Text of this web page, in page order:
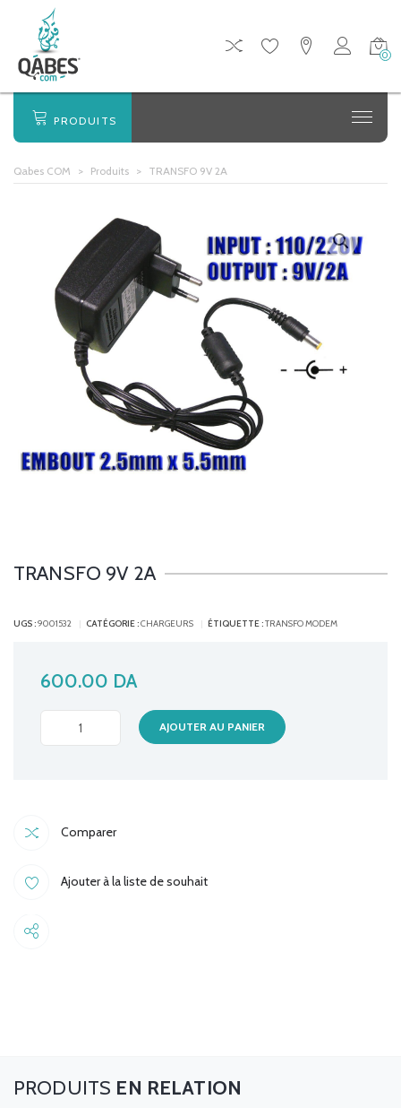
0
PRODUITS
Qabes COM > Produits > TRANSFO 9V 2A
TRANSFO 9V 2A
UGS :9001532 CATÉGORIE :CHARGEURS ÉTIQUETTE :TRANSFO MODEM
600.00 DA
TRANSFO
9V
AJOUTER AU PANIER
Comparer
Ajouter à la liste de souhait
EN RELATION